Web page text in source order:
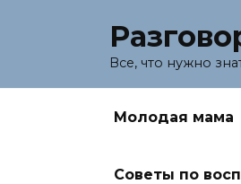
Все, что нужно
Молодая мама
Советы по